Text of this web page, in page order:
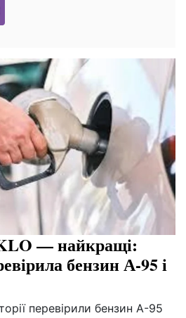
— найкращі:
бензин А-95 і
перевірили бензин А-95